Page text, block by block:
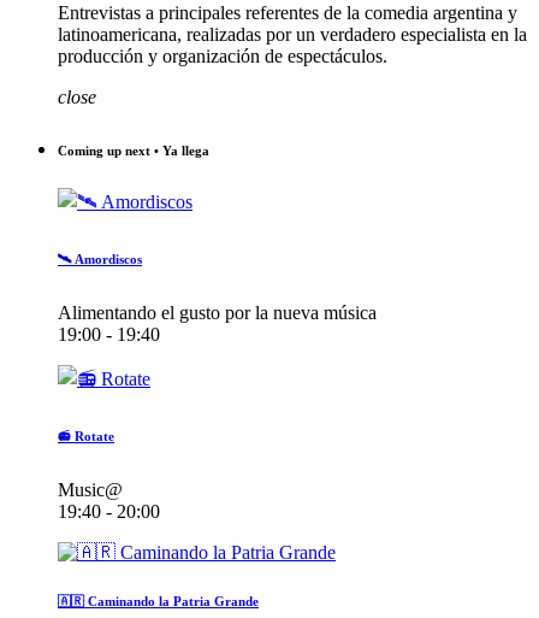
Entrevistas a principales referentes de la comedia argentina y
latinoamericana, realizadas por un verdadero especialista en la
producción y organización de espectáculos.
close
Coming up next • Ya llega
🛰️ Amordiscos
Alimentando el gusto por la nueva música
19:00 - 19:40
📻 Rotate
Music@
19:40 - 20:00
🇦🇷 Caminando la Patria Grande